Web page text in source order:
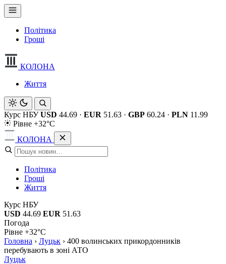
Політика
Гроші
КОЛОНА
Життя
Курс НБУ USD 44.69 · EUR 51.63 · GBP 60.24 · PLN 11.99
Рівне +32°C
КОЛОНА
Політика
Гроші
Життя
Курс НБУ
USD 44.69 EUR 51.63
Погода
Рівне +32°C
Головна › Луцьк › 400 волинських прикордонників
перебувають в зоні АТО
Луцьк